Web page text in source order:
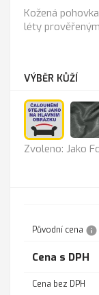
Kožená
léty
VÝBĚR KŮŽÍ
Jako
Zvoleno: Jako
Původní cena info
Cena s DPH
Cena bez DPH